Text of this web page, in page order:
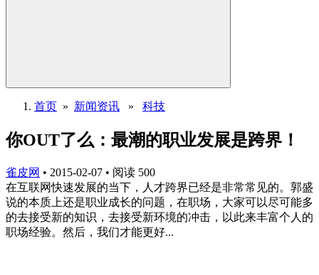
首页 » 新闻资讯 » 科技
你OUT了么：最潮的职业发展是跨界！
雀皮网 • 2015-02-07 • 阅读 500
在互联网快速发展的当下，人才跨界已经是非常常见的。郭盛
说的本质上还是职业成长的问题，在职场，大家可以尽可能多
的去接受新的知识，去接受新环境的冲击，以此来丰富个人的
职场经验。然后，我们才能更好...